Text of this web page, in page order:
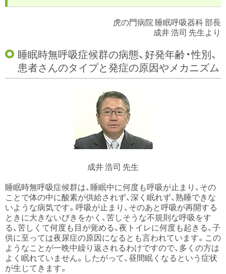
虎の門病院 睡眠呼吸器科 部長
成井 浩司 先生より
睡眠時無呼吸症候群の病態、好発年齢・性別、
患者さんのタイプと発症の原因やメカニズム
成井 浩司 先生
睡眠時無呼吸症候群は、睡眠中に何度も呼吸が止まり、その
ことで体の中に酸素が供給されず、深く眠れず、熟睡できな
いような病気です。呼吸が止まり、そのあと呼吸が再開する
ときに大きないびきをかく、苦しそうな不規則な呼吸をす
る、苦しくて何度も目が覚める、夜トイレに何度も起きる、子
供に至っては夜尿症の原因になるとも言われています。この
ようなことが一晩中繰り返されるわけですので、多くの方は
よく眠れていません。したがって、昼間眠くなるという症状
が生じてきます。